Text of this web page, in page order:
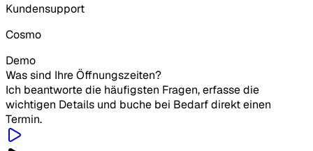
Kundensupport
Cosmo
Demo
Was sind Ihre Öffnungszeiten?
Ich beantworte die häufigsten Fragen, erfasse die
wichtigen Details und buche bei Bedarf direkt einen
Termin.